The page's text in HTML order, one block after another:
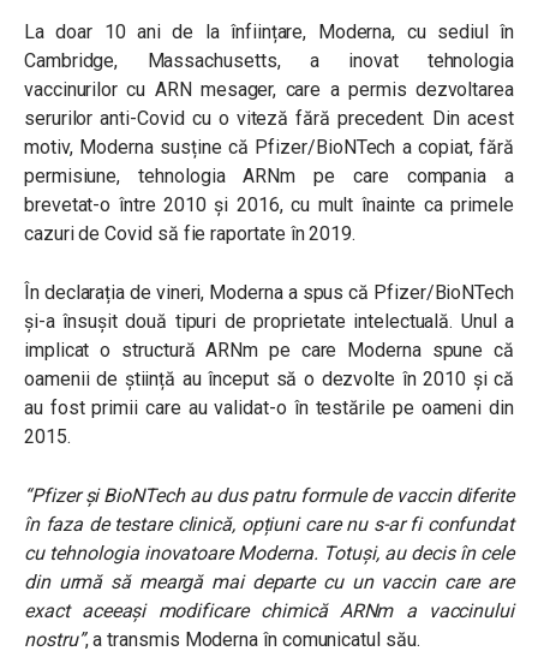
La doar 10 ani de la înființare, Moderna, cu sediul în
Cambridge, Massachusetts, a inovat tehnologia
vaccinurilor cu ARN mesager, care a permis dezvoltarea
serurilor anti-Covid cu o viteză fără precedent. Din acest
motiv, Moderna susține că Pfizer/BioNTech a copiat, fără
permisiune, tehnologia ARNm pe care compania a
brevetat-o ​​între 2010 și 2016, cu mult înainte ca primele
cazuri de Covid să fie raportate în 2019.
În declarația de vineri, Moderna a spus că Pfizer/BioNTech
și-a însușit două tipuri de proprietate intelectuală. Unul a
implicat o structură ARNm pe care Moderna spune că
oamenii de știință au început să o dezvolte în 2010 și că
au fost primii care au validat-o în testările pe oameni din
2015.
“Pfizer și BioNTech au dus patru formule de vaccin diferite
în faza de testare clinică, opțiuni care nu s-ar fi confundat
cu tehnologia inovatoare Moderna. Totuși, au decis în cele
din urmă să meargă mai departe cu un vaccin care are
exact aceeași modificare chimică ARNm a vaccinului
nostru”, a transmis Moderna în comunicatul său.